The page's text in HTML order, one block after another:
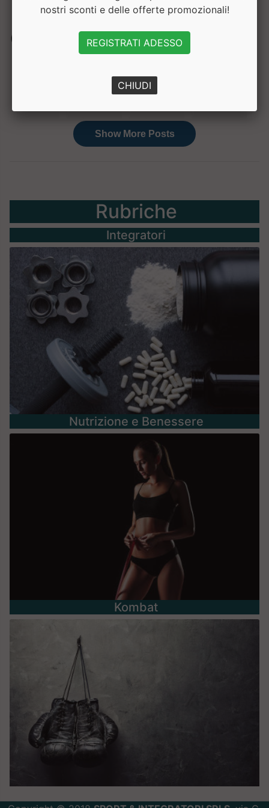
Rubriche
Integratori
Nutrizione e Benessere
Kombat
nostri sconti e delle offerte promozionali!
REGISTRATI ADESSO
CHIUDI